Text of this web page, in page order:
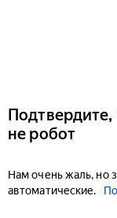
Подтвердите,
не робот
Нам очень жаль, но
автоматические.